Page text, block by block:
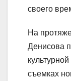
своего
На
Денисова
съемках